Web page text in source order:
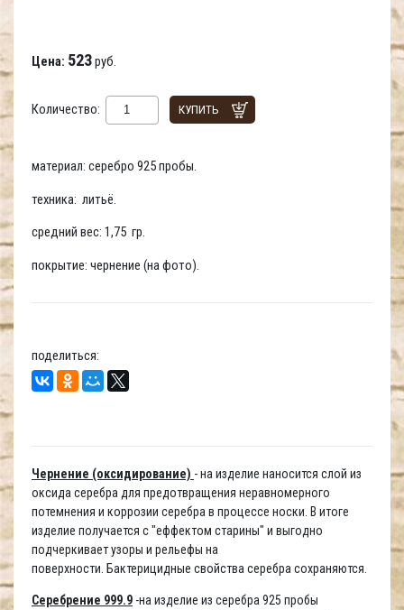
Цена: 523руб.
Количество: КУПИТЬ
материал: серебро 925 пробы.
техника: литьё.
средний вес: 1,75 гр.
покрытие: чернение (на фото).
поделиться:
Чернение (оксидирование) - на изделие наносится слой из
оксида серебра для предотвращения неравномерного
потемнения и коррозии серебра в процессе носки. В итоге
изделие получается с "еффектом старины" и выгодно
подчеркивает узоры и рельефы на
поверхности. Бактерицидные свойства серебра сохраняются.
Серебрение 999.9 -на изделие из серебра 925 пробы